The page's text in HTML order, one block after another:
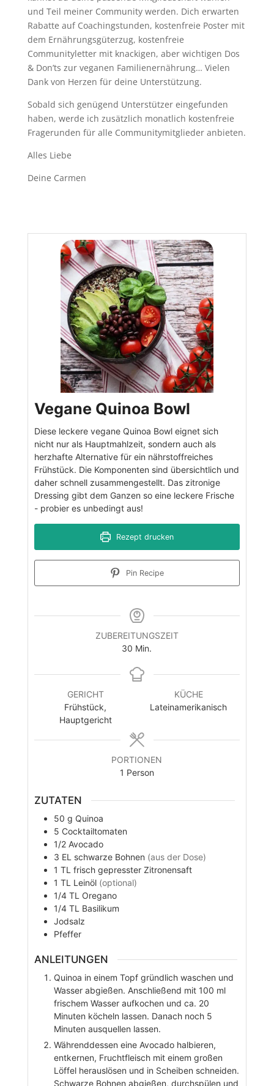
und Teil meiner Community werden. Dich erwarten
Rabatte auf Coachingstunden, kostenfreie Poster mit
dem Ernährungsgüterzug, kostenfreie
Communityletter mit knackigen, aber wichtigen Dos
& Don’ts zur veganen Familienernährung… Vielen
Dank von Herzen für deine Unterstützung.
Sobald sich genügend Unterstützer eingefunden
haben, werde ich zusätzlich monatlich kostenfreie
Fragerunden für alle Communitymitglieder anbieten.
Alles Liebe
Deine Carmen
Vegane Quinoa Bowl
Diese leckere vegane Quinoa Bowl eignet sich
nicht nur als Hauptmahlzeit, sondern auch als
herzhafte Alternative für ein nährstoffreiches
Frühstück. Die Komponenten sind übersichtlich und
daher schnell zusammengestellt. Das zitronige
Dressing gibt dem Ganzen so eine leckere Frische
- probier es unbedingt aus!
Rezept drucken
Pin Recipe
ZUBEREITUNGSZEIT
30 Minuten
Min.
GERICHT
Frühstück,
Hauptgericht
KÜCHE
Lateinamerikanisch
PORTIONEN
1 Person
ZUTATEN
50 g Quinoa
5 Cocktailtomaten
1/2 Avocado
3 EL schwarze Bohnen (aus der Dose)
1 TL frisch gepresster Zitronensaft
1 TL Leinöl (optional)
1/4 TL Oregano
1/4 TL Basilikum
Jodsalz
Pfeffer
ANLEITUNGEN
Quinoa in einem Topf gründlich waschen und
Wasser abgießen. Anschließend mit 100 ml
frischem Wasser aufkochen und ca. 20
Minuten köcheln lassen. Danach noch 5
Minuten ausquellen lassen.
Währenddessen eine Avocado halbieren,
entkernen, Fruchtfleisch mit einem großen
Löffel herauslösen und in Scheiben schneiden.
Schwarze Bohnen abgießen, durchspülen und